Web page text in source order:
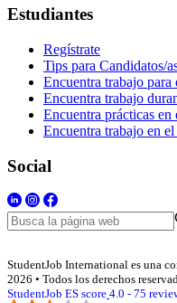
Estudiantes
Regístrate
Tips para Candidatos/
Encuentra trabajo para
Encuentra trabajo
Encuentra prácticas en
Encuentra trabajo en
Social
StudentJob International es una
2026 • Todos los derechos
StudentJob ES score 4.0 - 75